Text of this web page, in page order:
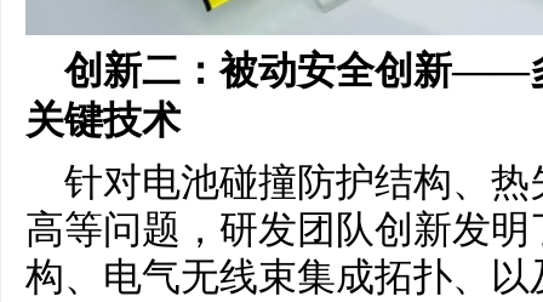
创新二：被动安全创新——
关键技术
针对电池碰撞防护结构、
高等问题，研发团队创新发
构、电气无线束集成拓扑、